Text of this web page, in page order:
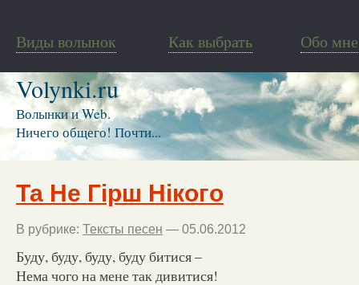
Виды волынок Как выбрать Обо мне
Volynki.ru
Волынки и Web.
Ничего общего! Почти...
Та Не Гірш Нікого
В рубрике: Тексты песен — 05.06.2012
Буду, буду, буду, буду битися –
Нема чого на мене так дивитися!